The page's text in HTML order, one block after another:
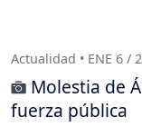
Actualidad • ENE 6 /
Molestia de
fuerza pública